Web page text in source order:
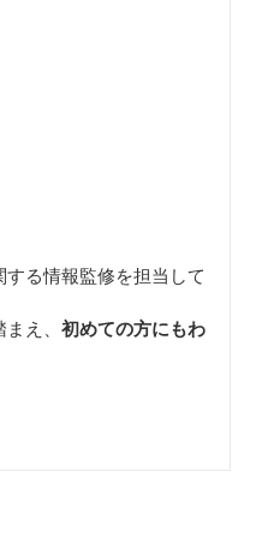
る情報監修を担当して
え、 初めての方にもわ